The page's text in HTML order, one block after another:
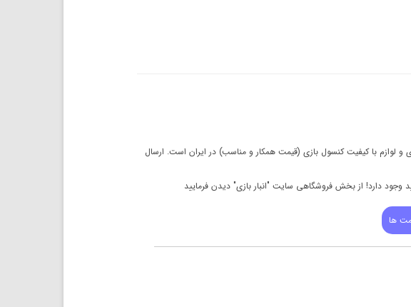
و لوازم با کیفیت کنسول بازی (قیمت همکار و مناسب) در ایران است. ارسال
وجود دارد! از بخش فروشگاهی سایت "انبار بازی" دیدن فرمایید
ها